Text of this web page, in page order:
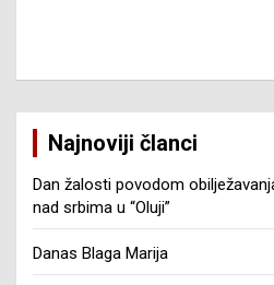
Najnoviji članci
Dan žalosti povodom
nad srbima u “Oluji”
Danas Blaga Marija